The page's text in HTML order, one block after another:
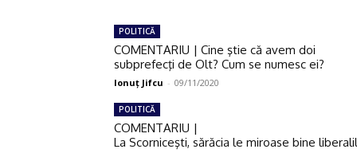
POLITICĂ
COMENTARIU | Cine ştie că avem doi
subprefecţi de Olt? Cum se numesc ei?
Ionuţ Jifcu - 09/11/2020
POLITICĂ
COMENTARIU |
La Scorniceşti, sărăcia le miroase bine